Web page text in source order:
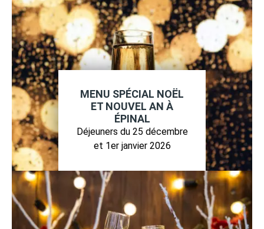
MENU SPÉCIAL NOËL
ET NOUVEL AN À
ÉPINAL
Déjeuners du 25 décembre
et 1er janvier 2026